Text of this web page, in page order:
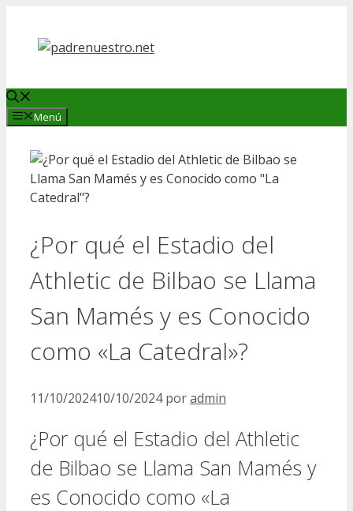
contenido
Menú
¿Por qué el Estadio del
Athletic de Bilbao se Llama
San Mamés y es Conocido
como «La Catedral»?
11/10/202410/10/2024 poradmin
¿Por qué el Estadio del Athletic
de Bilbao se Llama San Mamés y
es Conocido como «La